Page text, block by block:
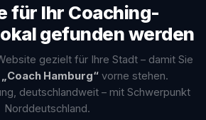
für Ihr Coaching-
gefunden werden
gezielt für Ihre Stadt – damit Sie
„Coach Hamburg“ vorne stehen.
deutschlandweit – mit Schwerpunkt
Norddeutschland.